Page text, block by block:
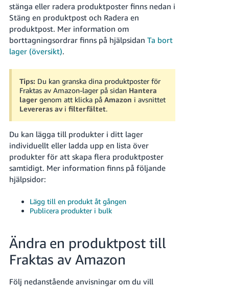
stänga eller radera produktposter finns nedan i
Stäng en produktpost och Radera en
produktpost. Mer information om
borttagningsordrar finns på hjälpsidan Ta bort
lager (översikt).
Tips: Du kan granska dina produktposter för
Fraktas av Amazon-lager på sidan Hantera
lagergenom att klicka på Amazon i avsnittet
Levereras avi filterfältet.
Du kan lägga till produkter i ditt lager
individuellt eller ladda upp en lista över
produkter för att skapa flera produktposter
samtidigt. Mer information finns på följande
hjälpsidor:
Lägg till en produkt åt gången
Publicera produkter i bulk
Ändra en produktpost till
Fraktas av Amazon
Följ nedanstående anvisningar om du vill